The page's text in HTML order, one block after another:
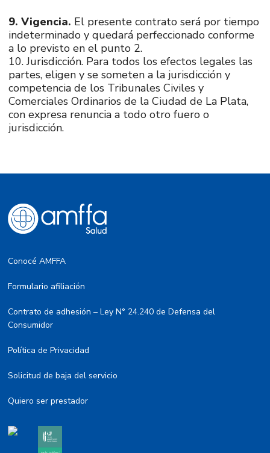
9. Vigencia. El presente contrato será por tiempo
indeterminado y quedará perfeccionado conforme
a lo previsto en el punto 2.
10. Jurisdicción. Para todos los efectos legales las
partes, eligen y se someten a la jurisdicción y
competencia de los Tribunales Civiles y
Comerciales Ordinarios de la Ciudad de La Plata,
con expresa renuncia a todo otro fuero o
jurisdicción.
Conocé AMFFA
Formulario afiliación
Contrato de adhesión – Ley N° 24.240 de Defensa del
Consumidor
Política de Privacidad
Solicitud de baja del servicio
Quiero ser prestador